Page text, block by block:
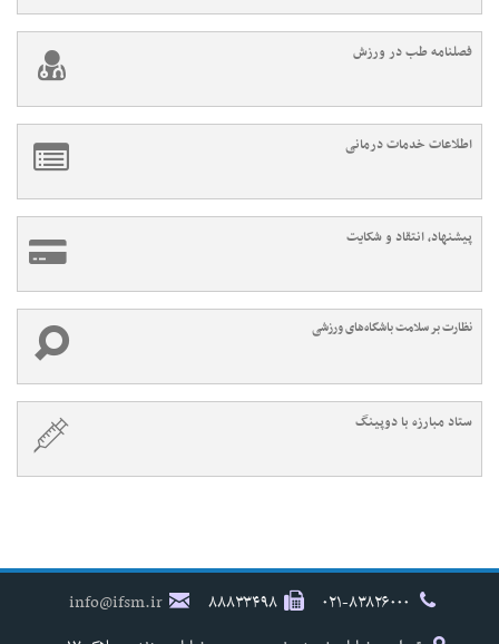
فصلنامه طب در ورزش
اطلاعات خدمات درمانی
پیشنهاد، انتقاد و شکایت
نظارت بر سلامت باشگاه‌های ورزشی
ستاد مبارزه با دوپینگ
۸۸۸۳۳۴۹۸
info@ifsm.ir